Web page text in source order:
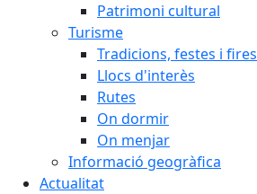
Patrimoni cultural
Turisme
Tradicions, festes i fires
Llocs d'interès
Rutes
On dormir
On menjar
Informació geogràfica
Actualitat